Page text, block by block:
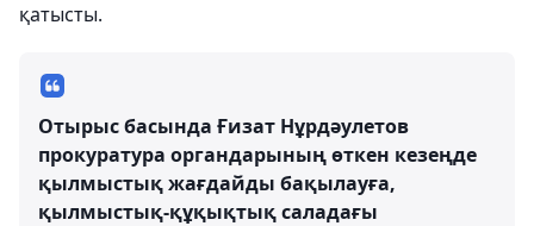
қатысты.
Отырыс басында Ғизат Нұрдәулетов
прокуратура органдарының өткен кезеңде
қылмыстық жағдайды бақылауға,
қылмыстық-құқықтық саладағы